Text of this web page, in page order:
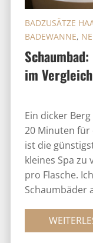
im
BADZUSÄTZE
BADEWANNE,
Ein dicker
20 Minuten für
ist die
kleines Spa
pro Flasche.
Schaumbäder